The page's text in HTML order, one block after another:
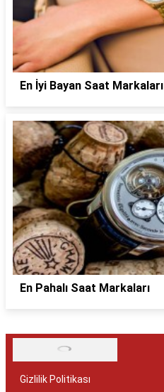
En İyi Bayan Saat Markaları
En Pahalı Saat Markaları
Gizlilik Politikası